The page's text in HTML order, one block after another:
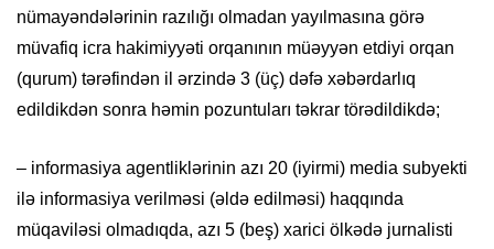
nümayəndələrinin razılığı olmadan yayılmasına görə
müvafiq icra hakimiyyəti orqanının müəyyən etdiyi orqan
(qurum) tərəfindən il ərzində 3 (üç) dəfə xəbərdarlıq
edildikdən sonra həmin pozuntuları təkrar törədildikdə;
– informasiya agentliklərinin azı 20 (iyirmi) media subyekti
ilə informasiya verilməsi (əldə edilməsi) haqqında
müqaviləsi olmadıqda, azı 5 (beş) xarici ölkədə jurnalisti